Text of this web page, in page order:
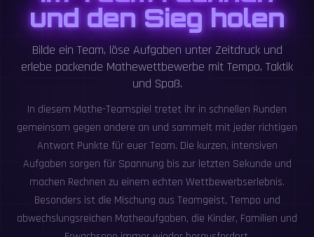
und den Sieg holen
Bilde ein Team, löse Aufgaben unter Zeitdruck und
erlebe packende Mathewettbewerbe mit Tempo, Taktik
und Spaß.
In diesem Mathe-Teamspiel tretet ihr in schnellen Runden
gemeinsam gegen andere an und sammelt mit jeder richtigen
Antwort Punkte für euer Team. Die kurzen, intensiven
Aufgaben sorgen für Spannung bis zur letzten Sekunde und
machen Rechnen zu einem echten Wettbewerbserlebnis.
Besonders ist die Mischung aus Teamgeist, Tempo und
abwechslungsreichen Matheaufgaben, die Kinder, Familien und